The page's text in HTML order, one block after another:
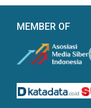
MEMBER OF